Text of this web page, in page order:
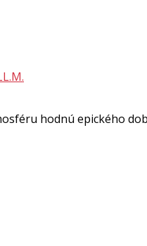
hodnú epického